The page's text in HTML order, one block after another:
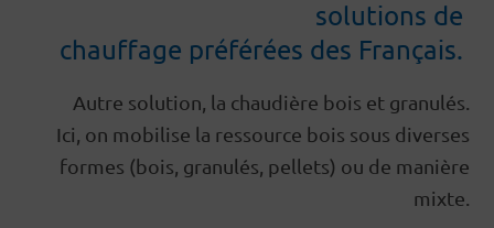
solutions de
Autre solution, la chaudière bois et granulés.
Ici, on mobilise la ressource bois sous diverses
formes (bois, granulés, pellets) ou de manière
mixte.